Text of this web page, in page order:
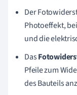
Der
Photoeffekt,
und die
Das
Pfeile zum
des Bauteils